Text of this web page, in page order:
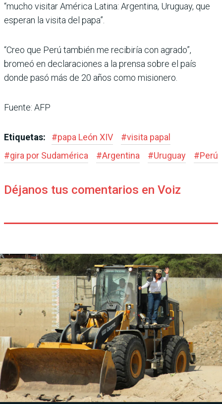
“mucho visitar América Latina: Argentina, Uruguay, que
esperan la visita del papa”.
“Creo que Perú también me recibiría con agrado”,
bromeó en declaraciones a la prensa sobre el país
donde pasó más de 20 años como misionero.
Fuente: AFP
Etiquetas: #papa León XIV #visita papal
#gira por Sudamérica #Argentina #Uruguay #Perú
Déjanos tus comentarios en Voiz